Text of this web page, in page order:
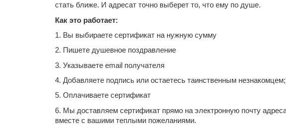
стать ближе. И адресат точно выберет то, что ему по душе.
Как это работает:
1. Вы выбираете сертификатна нужную сумму
2. Пишете душевное поздравление
3. Указываете email получателя
4. Добавляете подпись или остаетесь таинственным
5. Оплачиваете сертификат
6. Мы доставляем сертификатпрямо на электронную почту
вместе с вашими теплыми пожеланиями.